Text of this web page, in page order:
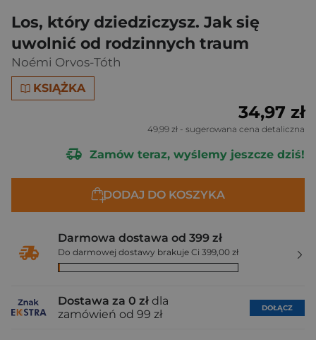
Los, który dziedziczysz. Jak się
uwolnić od rodzinnych traum
Noémi Orvos-Tóth
KSIĄŻKA
34,97 zł
49,99 zł - sugerowana cena detaliczna
Zamów teraz, wyślemy jeszcze dziś!
DODAJ DO KOSZYKA
Darmowa dostawa od 399 zł
Do darmowej dostawy brakuje Ci 399,00 zł
Dostawa za 0 zł dla
zamówień od 99 zł
DOŁĄCZ